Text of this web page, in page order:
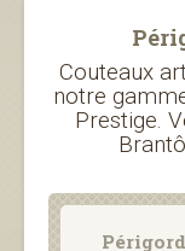
Couteaux
notre
Prestige.